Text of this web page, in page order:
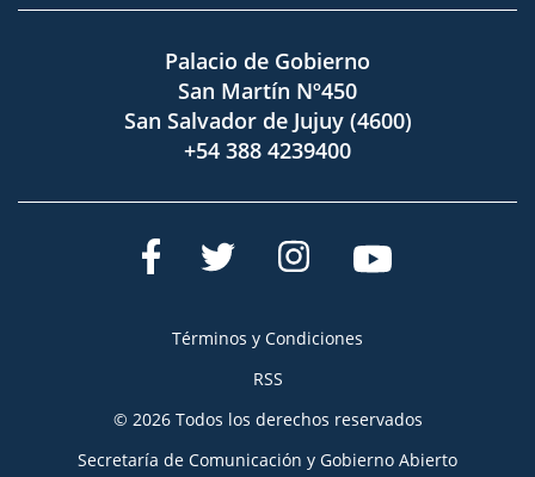
Palacio de Gobierno
San Martín Nº450
San Salvador de Jujuy (4600)
+54 388 4239400
Términos y Condiciones
RSS
© 2026 Todos los derechos reservados
Secretaría de Comunicación y Gobierno Abierto